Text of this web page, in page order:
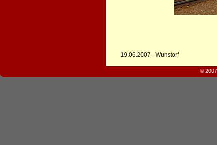
19.06.2007 - Wunstorf
©